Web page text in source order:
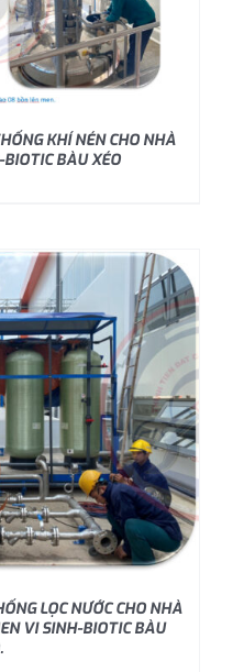
KHÍ NÉN CHO NHÀ
BÀU XÉO
LỌC NƯỚC CHO NHÀ
VI SINH-BIOTIC BÀU